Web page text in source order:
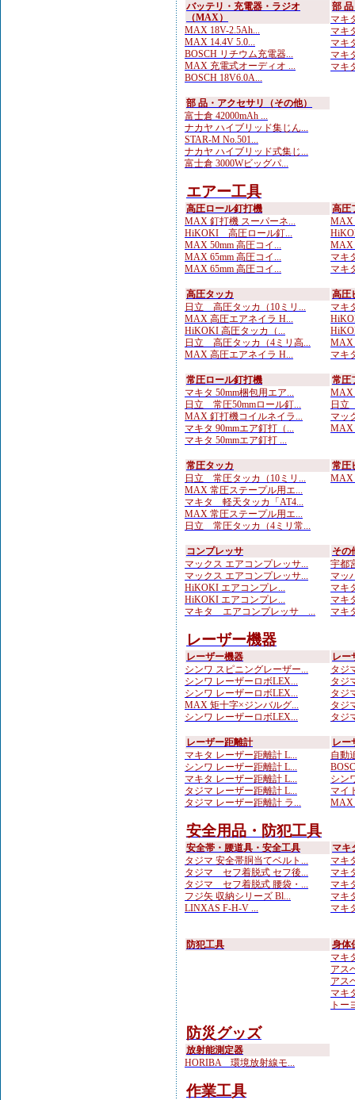
バッテリ・充電器・ラジオ
（MAX）
MAX 18V-2.5Ah...
MAX 14.4V 5.0...
BOSCH リチウム充電器...
MAX 充電式オーディオ ...
BOSCH 18V6.0A...
部
マキ
マキ
マキ
マキ
マキ
部 品・アクセサリ（その他）
富士倉 42000mAh ...
ナカヤ ハイブリッド集じん...
STAR-M No.501...
ナカヤ ハイブリッド式集じ...
富士倉 3000Wビッグパ...
エアー工具
高圧ロール釘打機
MAX 釘打機 スーパーネ...
HiKOKI 高圧ロール釘...
MAX 50mm 高圧コイ...
MAX 65mm 高圧コイ...
MAX 65mm 高圧コイ...
高圧
MAX
MAX
マキ
マキ
高圧タッカ
日立 高圧タッカ（10ミリ...
MAX 高圧エアネイラ H...
HiKOKI 高圧タッカ（...
日立 高圧タッカ（4ミリ高...
MAX 高圧エアネイラ H...
高圧
マキ
MAX
マキ
常圧ロール釘打機
マキタ 50mm梱包用エア...
日立 常圧50mmロール釘...
MAX 釘打機コイルネイラ...
マキタ 90mmエア釘打（...
マキタ 50mmエア釘打 ...
常圧
MAX
日立
マッ
MAX
常圧タッカ
日立 常圧タッカ（10ミリ...
MAX 常圧ステープル用エ...
マキタ 軽天タッカ「AT4...
MAX 常圧ステープル用エ...
日立 常圧タッカ（4ミリ常...
常圧
MAX
コンプレッサ
マックス エアコンプレッサ...
マックス エアコンプレッサ...
HiKOKI エアコンプレ...
HiKOKI エアコンプレ...
マキタ エアコンプレッサ ...
その
宇都
マッ
マキ
マキ
マキ
レーザー機器
レーザー機器
シンワ スピニングレーザー...
シンワ レーザーロボLEX...
シンワ レーザーロボLEX...
MAX 矩十字×ジンバルグ...
シンワ レーザーロボLEX...
レー
タジ
タジ
タジ
タジ
タジ
レーザー距離計
マキタ レーザー距離計 L...
シンワ レーザー距離計 L...
マキタ レーザー距離計 L...
タジマ レーザー距離計 L...
タジマ レーザー距離計 ラ...
レー
自動
シン
マイ
MAX
安全用品・防犯工具
安全帯・腰道具・安全工具
タジマ 安全帯胴当てベルト...
タジマ セフ着脱式 セフ後...
タジマ セフ着脱式 腰袋・...
フジ矢 収納シリーズ Bl...
LINXAS F-H-V ...
マキ
マキ
マキ
マキ
マキ
マキ
防犯工具
身体
マキ
アス
アス
マキ
トー
防災グッズ
放射能測定器
HORIBA 環境放射線モ...
作業工具